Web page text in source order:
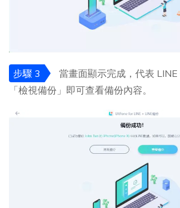
步驟 3
當畫面顯示完成，代表
「檢視備份」即可查看備份內容。